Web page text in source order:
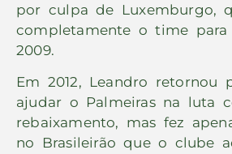
por culpa de Luxemburgo,
completamente o time
2009.
Em 2012, Leandro retornou
ajudar o Palmeiras na luta
rebaixamento, mas fez
no Brasileirão que o clube